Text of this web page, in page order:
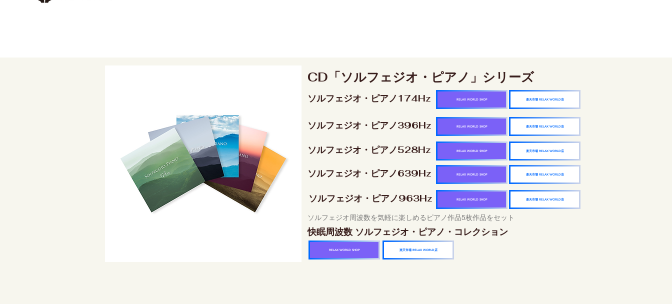
CD「ソルフェジオ・ピアノ」シリーズ
ソルフェジオ・ピアノ174Hz 楽天市場 RELAX WORLD店
RELAX WORLD SHOP
ソルフェジオ・ピアノ396Hz 楽天市場 RELAX WORLD店
RELAX WORLD SHOP
ソルフェジオ・ピアノ528Hz 楽天市場 RELAX WORLD店
RELAX WORLD SHOP
ソルフェジオ・ピアノ639Hz 楽天市場 RELAX WORLD店
RELAX WORLD SHOP
ソルフェジオ・ピアノ963Hz 楽天市場 RELAX WORLD店
RELAX WORLD SHOP
ソルフェジオ周波数を気軽に楽しめるピアノ作品5枚作品をセット
快眠周波数 ソルフェジオ・ピアノ・コレクション
RELAX WORLD SHOP 楽天市場 RELAX WORLD店